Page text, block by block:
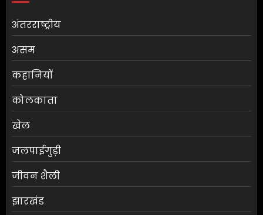
अंतरराष्ट्रीय
असम
कहानियों
कोलकाता
खेल
जलपाईगुड़ी
जीवन शैली
झारखंड